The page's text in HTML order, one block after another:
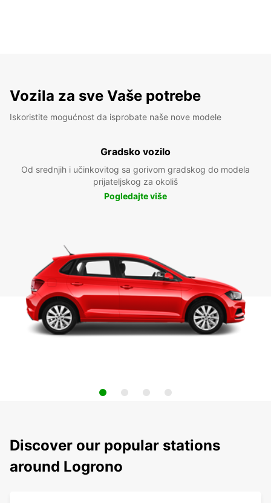
Vozila za sve Vaše potrebe
Iskoristite mogućnost da isprobate naše nove modele
Gradsko vozilo
Od srednjih i učinkovitog sa gorivom gradskog do modela
prijateljskog za okoliš
Pogledajte više
Discover our popular stations
around Logrono